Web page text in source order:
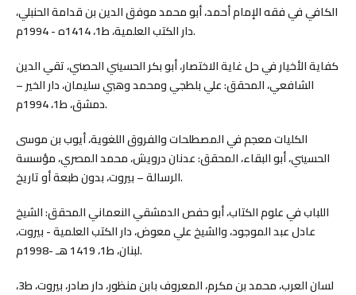
الكافي في فقه الإمام أحمد، أبو محمد موفق الدين بن قدامة الحنبلي،
دار الكتب العلمية، ط1، 1414ه - 1994م.
كفاية الأخيار في حل غاية الاختصار، أبو بكر الحسيني الحصني، تقي الدين
الشافعي، المحقق: علي بلطجي ومحمد وهبي سليمان، دار الخير –
دمشق، ط1، 1994م.
الكليات معجم في المصطلحات والفروق اللغوية، أيوب بن موسى
الحسيني، أبو البقاء، المحقق: عدنان درويش، محمد المصري، مؤسسة
الرسالة – بيروت، بدون طبعة أو تاريخ.
اللباب في علوم الكتاب، أبو حفص الدمشقي النعماني المحقق: الشيخ
عادل عبد الموجود، والشيخ علي معوض، دار الكتب العلمية - بيروت،
لبنان، ط1، 1419 هـ -1998م.
لسان العرب، محمد بن مكرم، المعروف بابن منظور، دار صادر، بيروت، ط3،